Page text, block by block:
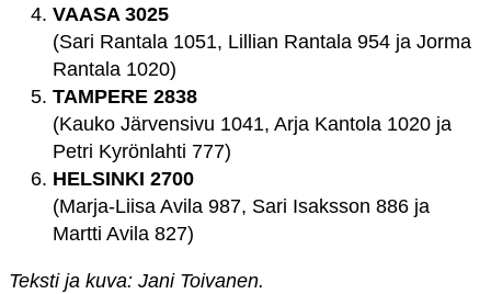
VAASA 3025
(Sari Rantala 1051, Lillian Rantala 954 ja Jorma
Rantala 1020)
TAMPERE 2838
(Kauko Järvensivu 1041, Arja Kantola 1020 ja
Petri Kyrönlahti 777)
HELSINKI 2700
(Marja-Liisa Avila 987, Sari Isaksson 886 ja
Martti Avila 827)
Teksti ja kuva: Jani Toivanen.